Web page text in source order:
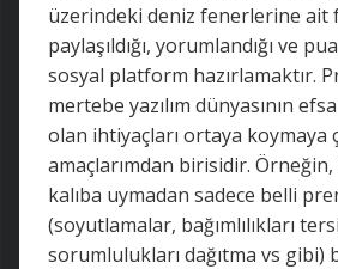
üzerindeki deniz fenerlerine ait
paylaşıldığı, yorumlandığı ve
sosyal platform hazırlamaktır.
mertebe yazılım dünyasının
olan ihtiyaçları ortaya koymaya
amaçlarımdan birisidir.
kalıba uymadan sadece belli
(soyutlamalar, bağımlılıkları
sorumlulukları dağıtma vs gibi)